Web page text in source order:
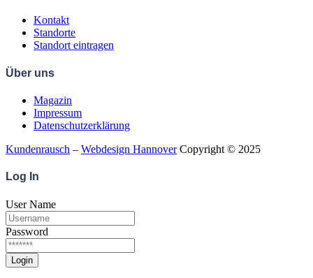
Kontakt
Standorte
Standort eintragen
Über uns
Magazin
Impressum
Datenschutzerklärung
Kundenrausch – Webdesign HannoverCopyright © 2025
Log In
User Name
Password